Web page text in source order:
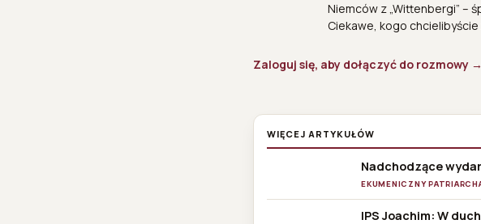
Niemców z „Wittenbergi” –
Ciekawe, kogo
Zaloguj się, aby dołączyć do rozmowy →
WIĘCEJ ARTYKUŁÓW
Nadchodzące
EKUMENICZNY
IPS Joachim: W